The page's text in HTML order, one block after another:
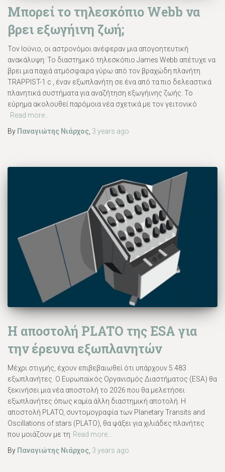
Μπορεί το τηλεσκόπιο Webb να
βρει εξωγήινη ζωή;
Τον Ιούνιο, οι αστρονόμοι ανέφεραν μια απογοητευτική
ανακάλυψη: Το διαστημικό τηλεσκόπιο James Webb απέτυχε να
βρει μια παχιά ατμόσφαιρα γύρω από τον βραχώδη πλανήτη
TRAPPIST-1 c , έναν εξωπλανήτη σε ένα από τα πιο δελεαστικά
πλανητικά συστήματα για αναζήτηση εξωγήινης ζωής. Το
εύρημα ακολουθεί παρόμοια νέα σχετικά με τον γειτονικό
Read more…
By Παναγιώτης Νιάρχος, 3 years ago
H αποστολή PLATO της ESA για
την έρευνα εξωπλανητών
Μέχρι στιγμής, έχουν επιβεβαιωθεί ότι υπάρχουν 5.483
εξωπλανήτες. Ο Ευρωπαϊκός Οργανισμός Διαστήματος (ESA) θα
ξεκινήσει μια νέα αποστολή το 2026 που θα μελετήσει
εξωπλανήτες όπως καμία άλλη διαστημική αποτολή. Η
αποστολή PLATO, συντομογραφία των Planetary Transits and
Oscillations of stars (PLATO), θα ψάξει για χιλιάδες πλανήτες
που μοιάζουν με τη Read more…
By Παναγιώτης Νιάρχος 3 years ago